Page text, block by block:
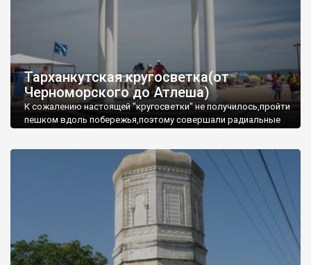
Тарханкутская кругосветка(от
Черноморского до Атлеша)
К сожалению настоящей "кругосветки" не получилось,пройти
пешком вдоль побережья,поэтому совершали радиальные